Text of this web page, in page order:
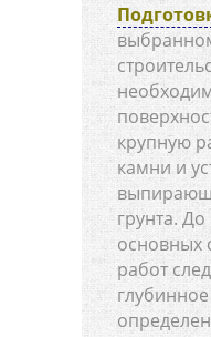
крупную
камни и
грунта.
основных
работ